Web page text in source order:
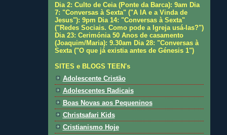
Dia 2: Culto de Ceia (Ponte da Barca): 9am Dia
7: "Conversas à Sexta" ("A IA e a Vinda de
Jesus"): 9pm Dia 14: "Conversas à Sexta"
("Redes Sociais. Como pode a Igreja usá-las?")
Dia 23: Cerimónia 50 Anos de casamento
(Joaquim/Maria): 9.30am Dia 28: "Conversas à
Sexta ("O que já existia antes de Génesis 1")
SITES e BLOGS TEEN's
Adolescente Cristão
Adolescentes Radicais
Boas Novas aos Pequeninos
Christsafari Kids
Cristianismo Hoje